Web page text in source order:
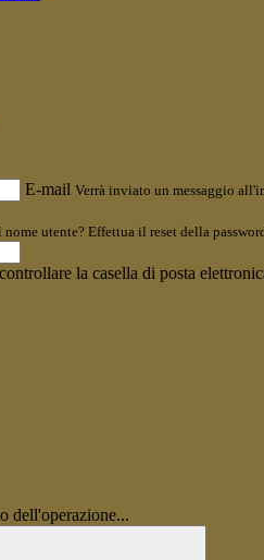
E-mail Verrà inviato un messaggio
utente? Effettua il reset della
la casella di posta
dell'operazione...